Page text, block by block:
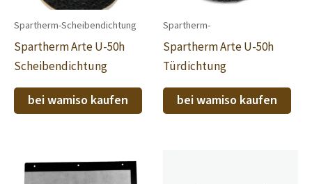
Spartherm-Scheibendichtung
Spartherm Arte U-50h
Scheibendichtung
bei wamiso kaufen
Spartherm-
Spartherm Arte U-50h
Türdichtung
bei wamiso kaufen